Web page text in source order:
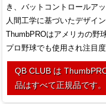
き、バットコントロールアッ
人間工学に基づいたデザイ
ThumbPROはアメリカの野
プロ野球でも使用され注目
QB CLUB は
品はすべて正規品です。